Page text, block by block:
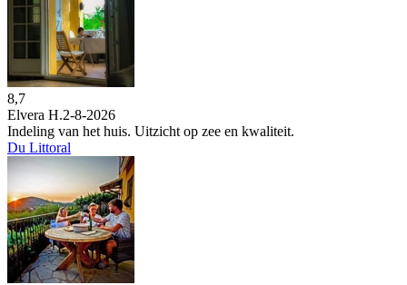
8,7
Elvera H.2-8-2026
Indeling van het huis. Uitzicht op zee en kwaliteit.
Du Littoral